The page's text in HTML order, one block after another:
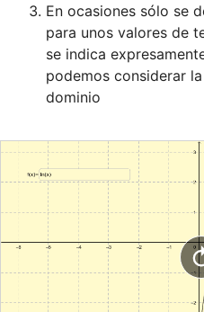
En ocasiones sólo se
para unos valores de
se indica
podemos considerar
dominio